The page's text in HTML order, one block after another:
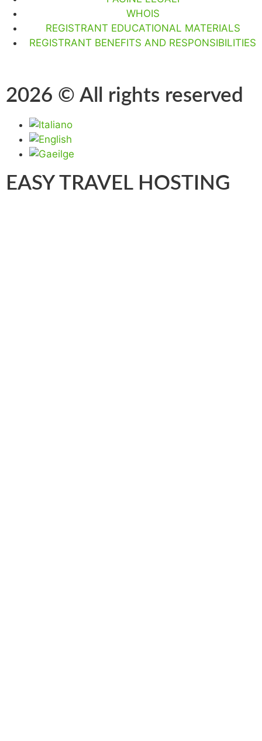
WHOIS
REGISTRANT EDUCATIONAL MATERIALS
REGISTRANT BENEFITS AND RESPONSIBILITIES
2026 © All rights reserved
EASY TRAVEL HOSTING